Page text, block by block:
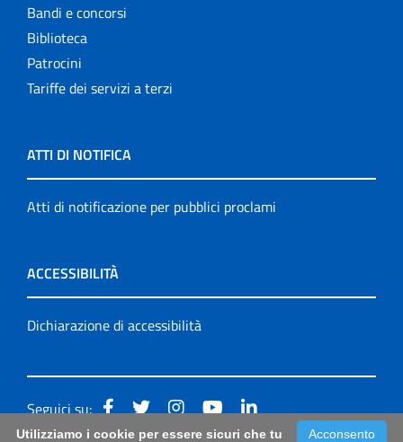
Bandi e concorsi
Biblioteca
Patrocini
Tariffe dei servizi a terzi
ATTI DI NOTIFICA
Atti di notificazione per pubblici proclami
ACCESSIBILITÀ
Dichiarazione di accessibilità
Seguici su:
Acconsento
Utilizziamo i cookie per essere sicuri che tu